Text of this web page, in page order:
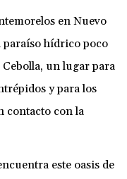
en Nuevo
hídrico poco
un lugar para
y para los
contacto con la
este oasis de